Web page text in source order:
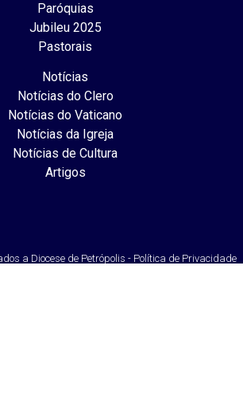
Paróquias
Jubileu 2025
Pastorais
Notícias
Notícias do Clero
Notícias do Vaticano
Notícias da Igreja
Notícias de Cultura
Artigos
a Diocese de Petrópolis - Política de Privacidade